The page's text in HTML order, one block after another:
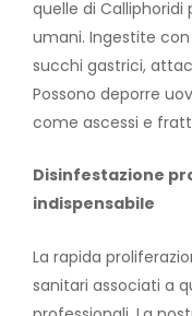
quelle di Calliphoridi
umani. Ingestite
succhi gastrici,
Possono deporre
come ascessi e
Disinfestazione
indispensabile
La rapida
sanitari associati a